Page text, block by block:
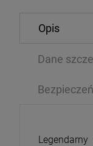
Opis
Dane